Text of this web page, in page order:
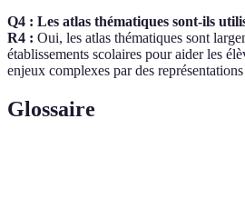
Q4 : Les atlas thématiques sont-ils
R4 : Oui, les atlas thématiques sont
établissements scolaires pour aider les
enjeux complexes par des
Glossaire